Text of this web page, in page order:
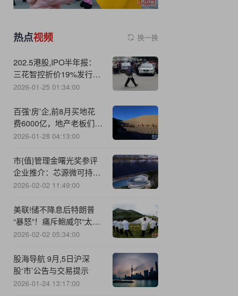
热点视频 换一换
202.5港股,IPO半年报：
三花智控折价19%发行，
上市首日仍跌破发行价，
2026-01-25 01:34:00
百强‘房’企,前8月买地花
费6000亿，地产老板们追
逐“黄金地块”
2026-01-28 04:13:00
市{值}管理金曙光奖参评
企业推介：芯源微可持续
发展动能愈发充沛
2026-02-02 11:49:00
美联!储不降息后特朗普
“暴怒”！痛斥鲍威尔“太
蠢、太政治化”
2026-02-02 05:34:00
股海导航 9月,5日沪深
股‘市’公告与交易提示
2026-01-24 13:17:00